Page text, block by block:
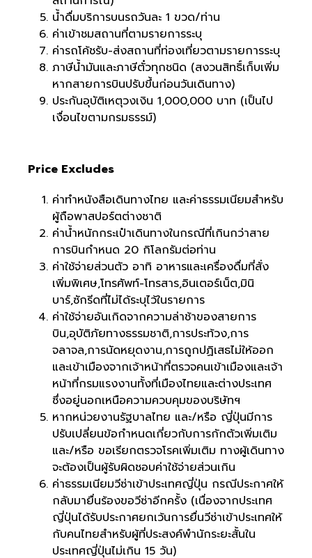
น้ำดื่มบริการบนรถวันละ 1 ขวด/ท่าน
ค่าเข้าชมสถานที่ตามรายการระบุ
ค่ารถโค้ชรับ-ส่งสถานที่ท่องเที่ยวตามรายการระบุ
ภาษีน้ำมันและภาษีตั๋วทุกชนิด (สงวนสิทธิ์เก็บเพิ่ม
หากสายการบินปรับขึ้นก่อนวันเดินทาง)
ประกันอุบัติเหตุวงเงิน 1,000,000 บาท (เป็นไป
เงื่อนไขตามกรมธรรม์)
Price Excludes
ค่าทำหนังสือเดินทางไทย และค่าธรรมเนียมสำหรับ
ผู้ถือพาสปอร์ตต่างชาติ
ค่าน้ำหนักกระเป๋าเดินทางในกรณีที่เกินกว่าสาย
การบินกำหนด 20 กิโลกรัมต่อท่าน
ค่าใช้จ่ายส่วนตัว อาทิ อาหารและเครื่องดื่มที่สั่ง
เพิ่มพิเศษ,โทรศัพท์-โทรสาร,อินเตอร์เน็ต,มินิ
บาร์,ซักรีดที่ไม่ได้ระบุไว้ในรายการ
ค่าใช้จ่ายอันเกิดจากความล่าช้าของสายการ
บิน,อุบัติภัยทางธรรมชาติ,การประท้วง,การ
จลาจล,การนัดหยุดงาน,การถูกปฏิเสธไม่ให้ออก
และเข้าเมืองจากเจ้าหน้าที่ตรวจคนเข้าเมืองและเจ้า
หน้าที่กรมแรงงานทั้งที่เมืองไทยและต่างประเทศ
ซึ่งอยู่นอกเหนือความควบคุมของบริษัทฯ
หากหน่วยงานรัฐบาลไทย และ/หรือ ญี่ปุ่นมีการ
ปรับเปลี่ยนข้อกำหนดเกี่ยวกับการกักตัวเพิ่มเติม
และ/หรือ ขอเรียกตรวจโรคเพิ่มเติม ทางผู้เดินทาง
จะต้องเป็นผู้รับผิดชอบค่าใช้จ่ายส่วนเกิน
ค่าธรรมเนียมวีซ่าเข้าประเทศญี่ปุ่น กรณีประกาศให้
กลับมายื่นร้องขอวีซ่าอีกครั้ง (เนื่องจากประเทศ
ญี่ปุ่นได้รับประกาศยกเว้นการยื่นวีซ่าเข้าประเทศให้
กับคนไทยสำหรับผู้ที่ประสงค์พำนักระยะสั้นใน
ประเทศญี่ปุ่นไม่เกิน 15 วัน)